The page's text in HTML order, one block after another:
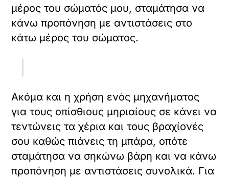
μέρος του σώματός μου, σταμάτησα να
κάνω προπόνηση με αντιστάσεις στο
κάτω μέρος του σώματος.
Ακόμα και η χρήση ενός μηχανήματος
για τους οπίσθιους μηριαίους σε κάνει να
τεντώνεις τα χέρια και τους βραχίονές
σου καθώς πιάνεις τη μπάρα, οπότε
σταμάτησα να σηκώνω βάρη και να κάνω
προπόνηση με αντιστάσεις συνολικά. Για